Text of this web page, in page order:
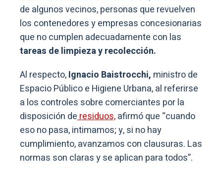
de algunos vecinos, personas que revuelven
los contenedores y empresas concesionarias
que no cumplen adecuadamente con las
tareas de limpieza y recolección.
Al respecto,Ignacio Baistrocchi, ministro de
Espacio Público e Higiene Urbana, al referirse
a los controles sobre comerciantes por la
disposición deresiduos,afirmó que “cuando
eso no pasa, intimamos; y, si no hay
cumplimiento, avanzamos con clausuras. Las
normas son claras y se aplican para todos”.